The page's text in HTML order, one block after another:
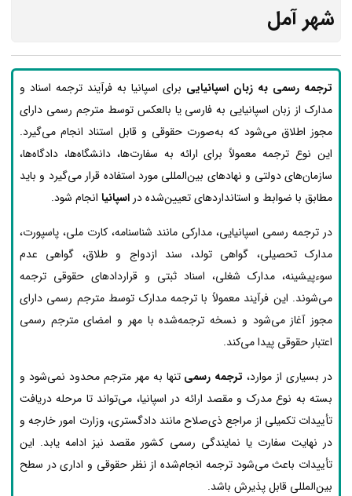
شهر آمل
ترجمه رسمی به زبان اسپانیایی برای اسپانیا به فرآیند ترجمه اسناد و
مدارک از زبان اسپانیایی به فارسی یا بالعکس توسط مترجم رسمی دارای
مجوز اطلاق می‌شود که به‌صورت حقوقی و قابل استناد انجام می‌گیرد.
این نوع ترجمه معمولاً برای ارائه به سفارت‌ها، دانشگاه‌ها، دادگاه‌ها،
سازمان‌های دولتی و نهادهای بین‌المللی مورد استفاده قرار می‌گیرد و باید
مطابق با ضوابط و استانداردهای تعیین‌شده در اسپانیا انجام شود.
در ترجمه رسمی اسپانیایی، مدارکی مانند شناسنامه، کارت ملی، پاسپورت،
مدارک تحصیلی، گواهی تولد، سند ازدواج و طلاق، گواهی عدم
سوءپیشینه، مدارک شغلی، اسناد ثبتی و قراردادهای حقوقی ترجمه
می‌شوند. این فرآیند معمولاً با ترجمه مدارک توسط مترجم رسمی دارای
مجوز آغاز می‌شود و نسخه ترجمه‌شده با مهر و امضای مترجم رسمی
اعتبار حقوقی پیدا می‌کند.
در بسیاری از موارد، ترجمه رسمی تنها به مهر مترجم محدود نمی‌شود و
بسته به نوع مدرک و مقصد ارائه در اسپانیا، می‌تواند تا مرحله دریافت
تأییدات تکمیلی از مراجع ذی‌صلاح مانند دادگستری، وزارت امور خارجه و
در نهایت سفارت یا نمایندگی رسمی کشور مقصد نیز ادامه یابد. این
تأییدات باعث می‌شود ترجمه انجام‌شده از نظر حقوقی و اداری در سطح
بین‌المللی قابل پذیرش باشد.